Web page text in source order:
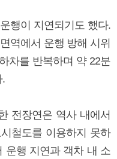
행이 지연되기도 했다.
역에서 운행 방해 시위
차를 반복하며 약 22분
.
전장연은 역사 내에서
철도를 이용하지 못하
운행 지연과 객차 내 소